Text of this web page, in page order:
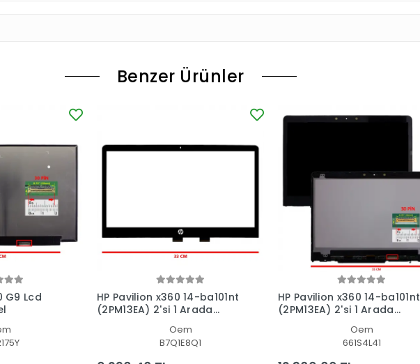
Benzer Ürünler
G9 Lcd
HP Pavilion x360 14-ba101nt
(2PM13EA) 2'si 1 Arada
Oem
B7Q1E8Q1
HP Pavilion x360 14-ba101nt
(2PM13EA) 2'si 1 Arada
Oem
661S4L41